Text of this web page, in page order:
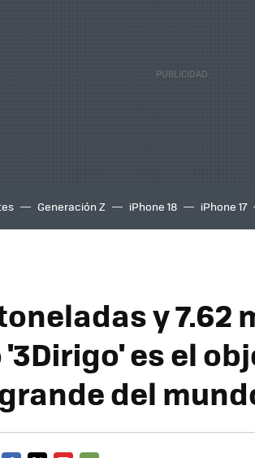
Generación Z iPhone 18 iPhone 17
y 7.62
es el
del